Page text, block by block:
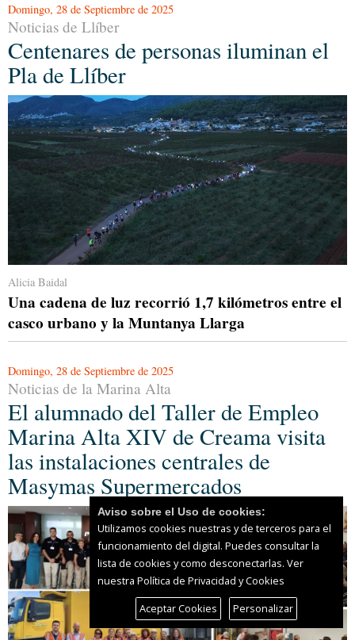
Domingo, 28 de Septiembre de 2025
Noticias de Llíber
Centenares de personas iluminan el
Pla de Llíber
Alicia Baidal
Una cadena de luz recorrió 1,7 kilómetros entre el
casco urbano y la Muntanya Llarga
Domingo, 28 de Septiembre de 2025
Noticias de la Marina Alta
El alumnado del Taller de Empleo
Marina Alta XIV de Creama visita
las instalaciones centrales de
Masymas Supermercados
Aviso sobre el Uso de cookies:
Utilizamos cookies nuestras y de terceros para el
funcionamiento del digital. Puedes consultar la
lista de cookies y como desconectarlas. Ver
nuestra Política de Privacidad y Cookies
Aceptar Cookies
Personalizar